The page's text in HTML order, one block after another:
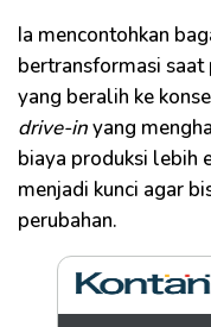
Ia mencontohkan
bertransformasi
yang beralih ke
drive-inyang
biaya produksi lebih
menjadi kunci agar
perubahan.